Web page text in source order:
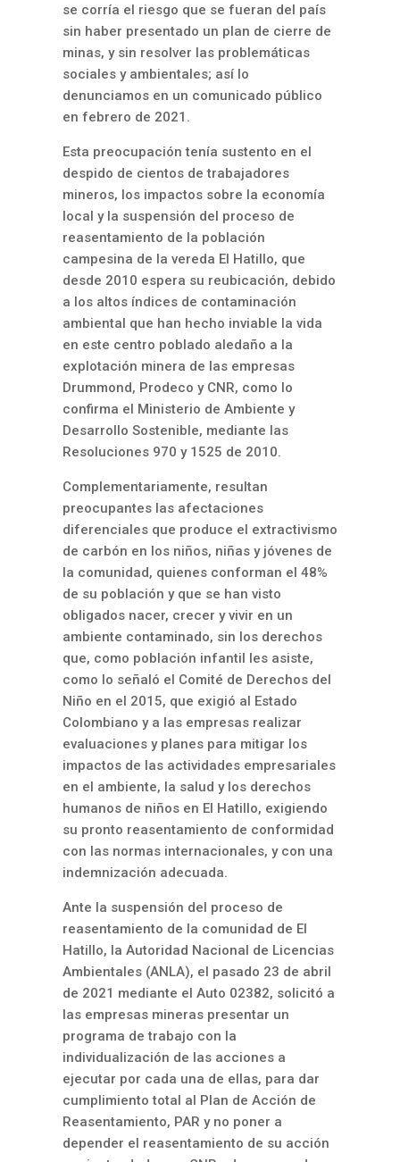
se corría el riesgo que se fueran del país
sin haber presentado un plan de cierre de
minas, y sin resolver las problemáticas
sociales y ambientales; así lo
denunciamos en un comunicado público
en febrero de 2021.
Esta preocupación tenía sustento en el
despido de cientos de trabajadores
mineros, los impactos sobre la economía
local y la suspensión del proceso de
reasentamiento de la población
campesina de la vereda El Hatillo, que
desde 2010 espera su reubicación, debido
a los altos índices de contaminación
ambiental que han hecho inviable la vida
en este centro poblado aledaño a la
explotación minera de las empresas
Drummond, Prodeco y CNR, como lo
confirma el Ministerio de Ambiente y
Desarrollo Sostenible, mediante las
Resoluciones 970 y 1525 de 2010.
Complementariamente, resultan
preocupantes las afectaciones
diferenciales que produce el extractivismo
de carbón en los niños, niñas y jóvenes de
la comunidad, quienes conforman el 48%
de su población y que se han visto
obligados nacer, crecer y vivir en un
ambiente contaminado, sin los derechos
que, como población infantil les asiste,
como lo señaló el Comité de Derechos del
Niño en el 2015, que exigió al Estado
Colombiano y a las empresas realizar
evaluaciones y planes para mitigar los
impactos de las actividades empresariales
en el ambiente, la salud y los derechos
humanos de niños en El Hatillo, exigiendo
su pronto reasentamiento de conformidad
con las normas internacionales, y con una
indemnización adecuada.
Ante la suspensión del proceso de
reasentamiento de la comunidad de El
Hatillo, la Autoridad Nacional de Licencias
Ambientales (ANLA), el pasado 23 de abril
de 2021 mediante el Auto 02382, solicitó a
las empresas mineras presentar un
programa de trabajo con la
individualización de las acciones a
ejecutar por cada una de ellas, para dar
cumplimiento total al Plan de Acción de
Reasentamiento, PAR y no poner a
depender el reasentamiento de su acción